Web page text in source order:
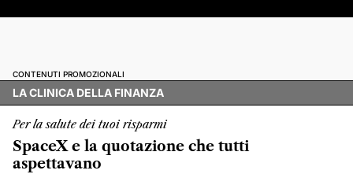
CONTENUTI PROMOZIONALI
LA CLINICA DELLA FINANZA
Per la salute dei tuoi risparmi
SpaceX e la quotazione che tutti
aspettavano